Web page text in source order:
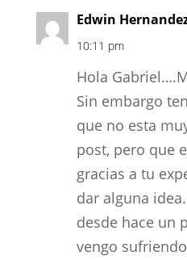
Edwin
10:11 pm
Hola
Sin embargo
que no esta
post, pero que
gracias a tu
dar alguna
desde hace un
vengo